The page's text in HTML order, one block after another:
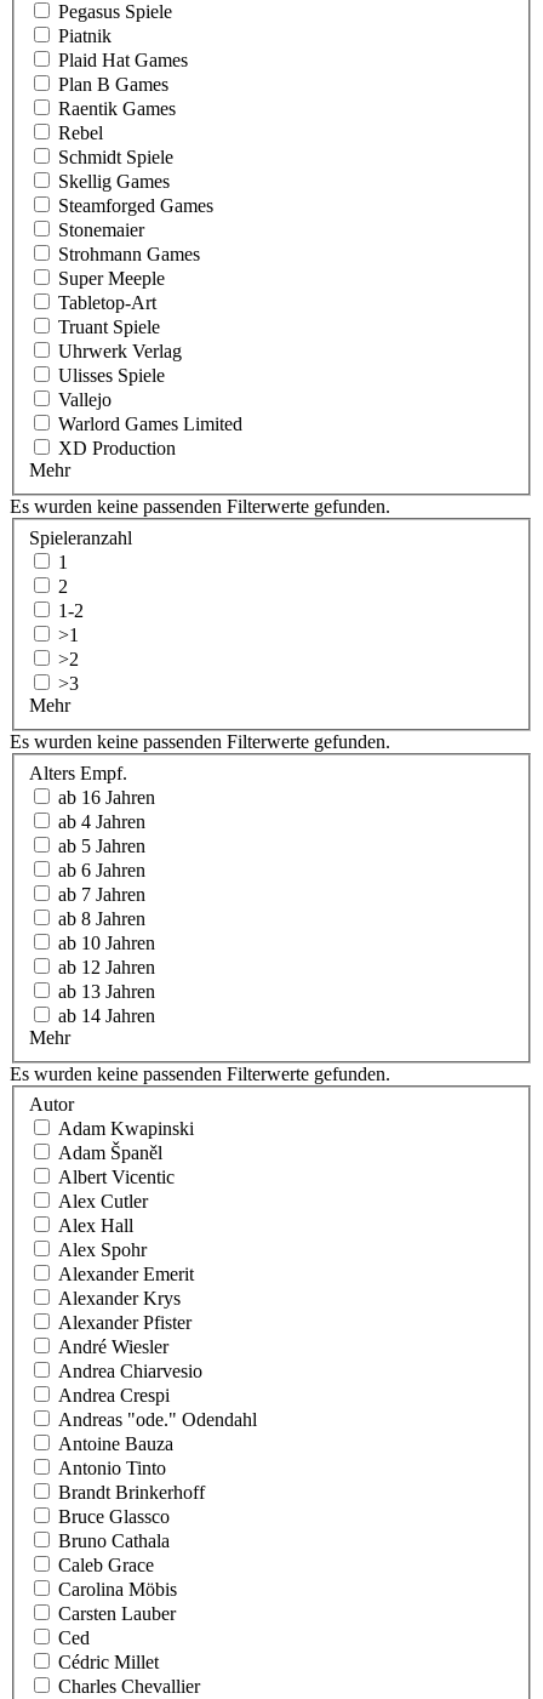
Pegasus Spiele
Piatnik
Plaid Hat Games
Plan B Games
Raentik Games
Rebel
Schmidt Spiele
Skellig Games
Steamforged Games
Stonemaier
Strohmann Games
Super Meeple
Tabletop-Art
Truant Spiele
Uhrwerk Verlag
Ulisses Spiele
Vallejo
Warlord Games Limited
XD Production
Mehr
Es wurden keine passenden Filterwerte gefunden.
Spieleranzahl
1
2
1-2
>1
>2
>3
Mehr
Es wurden keine passenden Filterwerte gefunden.
Alters Empf.
ab 16 Jahren
ab 4 Jahren
ab 5 Jahren
ab 6 Jahren
ab 7 Jahren
ab 8 Jahren
ab 10 Jahren
ab 12 Jahren
ab 13 Jahren
ab 14 Jahren
Mehr
Es wurden keine passenden Filterwerte gefunden.
Autor
Adam Kwapinski
Adam Španěl
Albert Vicentic
Alex Cutler
Alex Hall
Alex Spohr
Alexander Emerit
Alexander Krys
Alexander Pfister
André Wiesler
Andrea Chiarvesio
Andrea Crespi
Andreas "ode." Odendahl
Antoine Bauza
Antonio Tinto
Brandt Brinkerhoff
Bruce Glassco
Bruno Cathala
Caleb Grace
Carolina Möbis
Carsten Lauber
Ced
Cédric Millet
Charles Chevallier